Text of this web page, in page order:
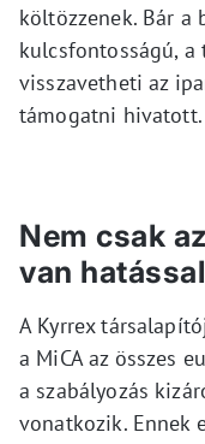
költözzenek. Bár a
kulcsfontosságú, a
visszavetheti az
támogatni hivatott.
Nem csak
van
A Kyrrex
a MiCA az összes
a szabályozás
vonatkozik. Ennek